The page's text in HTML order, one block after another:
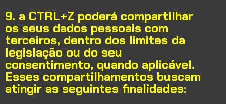
9. a CTRL+Z poderá compartilhar
os seus dados pessoais com
terceiros, dentro dos limites da
legislação ou do seu
consentimento, quando aplicável.
Esses compartilhamentos buscam
atingir as seguintes finalidades: